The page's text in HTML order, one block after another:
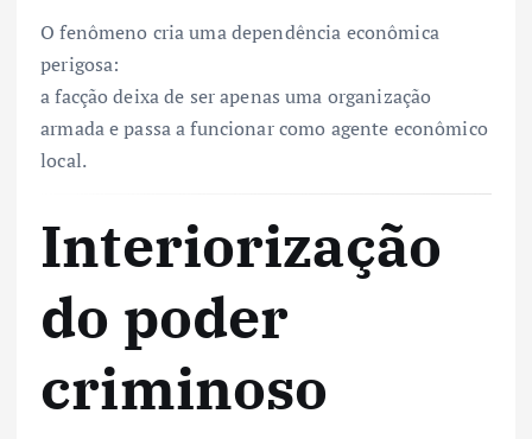
O fenômeno cria uma dependência econômica
perigosa:
a facção deixa de ser apenas uma organização
armada e passa a funcionar como agente econômico
local.
Interiorização
do poder
criminoso